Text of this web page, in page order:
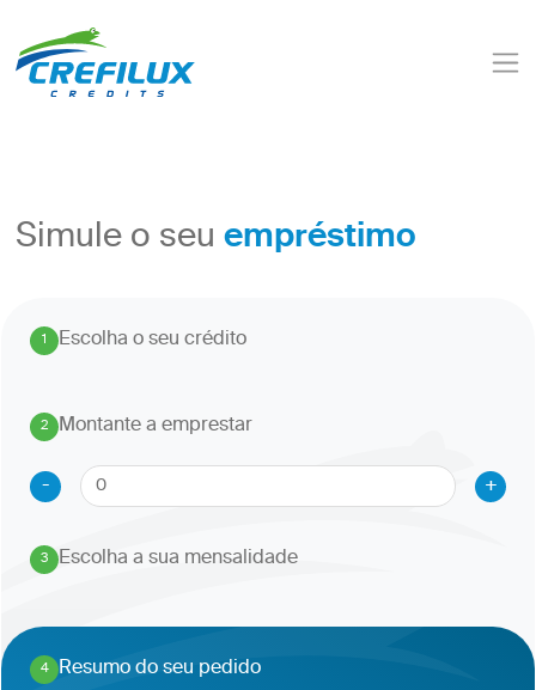
Simule o seuempréstimo
1. Escolha o seu crédito
2
.
Montante a emprestar
-
+
3
. Escolha a sua mensalidade
4
. Resumo do seu pedido